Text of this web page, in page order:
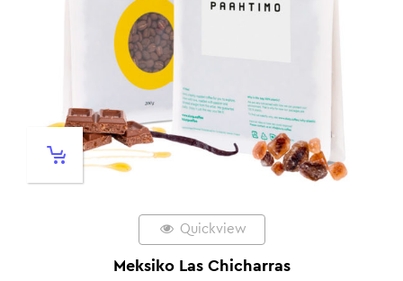
Quickview
Meksiko Las Chicharras